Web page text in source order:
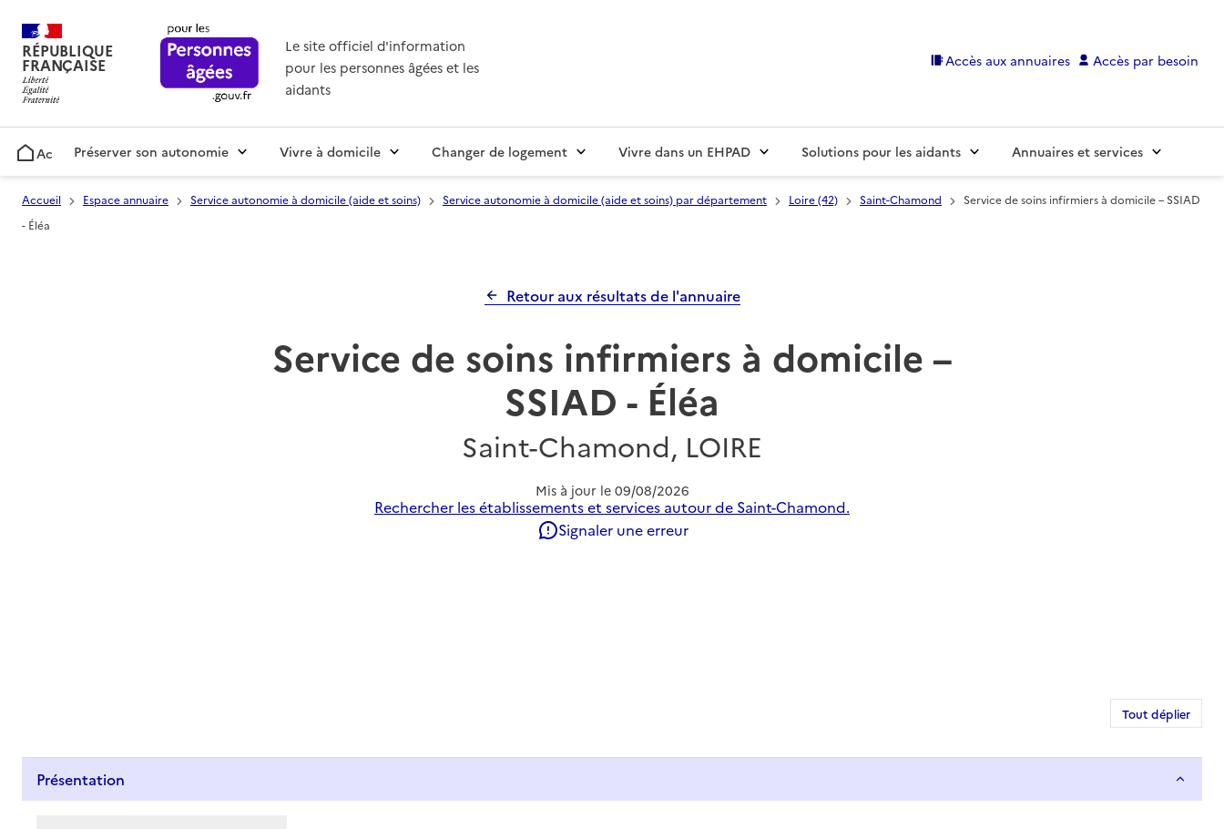
RÉPUBLIQUE
FRANÇAISE
Le site officiel d'information
pour les personnes âgées et les
aidants
Accès aux annuaires Accès par besoin
AccueilPréserver son autonomie Vivre à domicile Changer de logement Vivre dans un EHPAD Solutions pour les aidants Annuaires et services
Accueil Espace annuaire Service autonomie à domicile (aide et soins) Service autonomie à domicile (aide et soins) par département Loire (42) Saint-Chamond
Service de soins infirmiers à domicile – SSIAD
- Éléa
Retour aux résultats de l'annuaire
Service de soins infirmiers à domicile –
SSIAD - Éléa
Saint-Chamond, LOIRE
Mis à jour le 09/08/2026
Rechercher les établissements et services autour de Saint-Chamond.
Signaler une erreur
Tout déplier
Présentation